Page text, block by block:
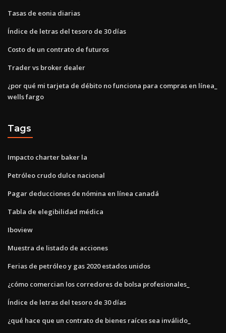
Tasas de eonia diarias
Índice de letras del tesoro de 30 días
Costo de un contrato de futuros
Trader vs broker dealer
¿por qué mi tarjeta de débito no funciona para compras en línea_
wells fargo
Tags
Impacto charter baker la
Petróleo crudo dulce nacional
Pagar deducciones de nómina en línea canadá
Tabla de elegibilidad médica
Iboview
Muestra de listado de acciones
Ferias de petróleo y gas 2020 estados unidos
¿cómo comercian los corredores de bolsa profesionales_
Índice de letras del tesoro de 30 días
¿qué hace que un contrato de bienes raíces sea inválido_